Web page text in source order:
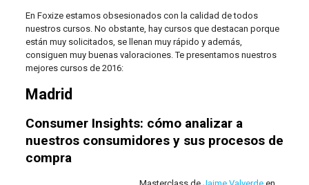
En Foxize estamos obsesionados con la calidad de todos
nuestros cursos. No obstante, hay cursos que destacan porque
están muy solicitados, se llenan muy rápido y además,
consiguen muy buenas valoraciones. Te presentamos nuestros
mejores cursos de 2016:
Madrid
Consumer Insights: cómo analizar a
nuestros consumidores y sus procesos de
compra